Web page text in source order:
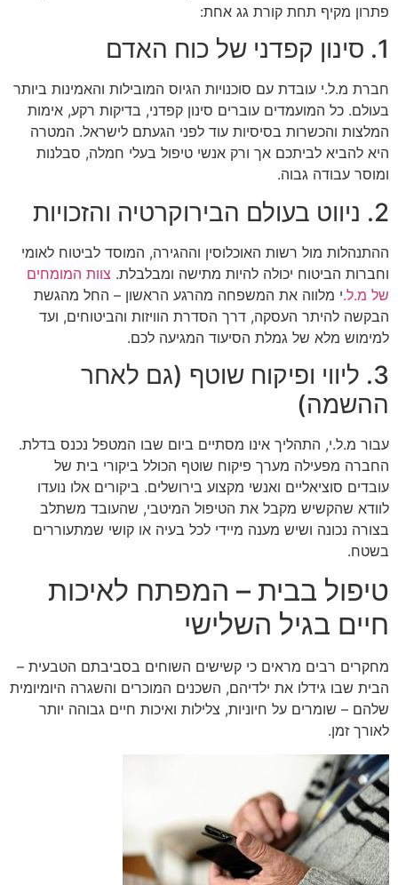
פתרון מקיף תחת קורת גג אחת:
1. סינון קפדני של כוח האדם
חברת מ.ל.י עובדת עם סוכנויות הגיוס המובילות והאמינות ביותר
בעולם. כל המועמדים עוברים סינון קפדני, בדיקות רקע, אימות
המלצות והכשרות בסיסיות עוד לפני הגעתם לישראל. המטרה
היא להביא לביתכם אך ורק אנשי טיפול בעלי חמלה, סבלנות
ומוסר עבודה גבוה.
2. ניווט בעולם הבירוקרטיה והזכויות
ההתנהלות מול רשות האוכלוסין וההגירה, המוסד לביטוח לאומי
וחברות הביטוח יכולה להיות מתישה ומבלבלת. צוות המומחים
של מ.ל.י מלווה את המשפחה מהרגע הראשון – החל מהגשת
הבקשה להיתר העסקה, דרך הסדרת הוויזות והביטוחים, ועד
למימוש מלא של גמלת הסיעוד המגיעה לכם.
3. ליווי ופיקוח שוטף (גם לאחר
ההשמה)
עבור מ.ל.י, התהליך אינו מסתיים ביום שבו המטפל נכנס בדלת.
החברה מפעילה מערך פיקוח שוטף הכולל ביקורי בית של
עובדים סוציאליים ואנשי מקצוע בירושלים. ביקורים אלו נועדו
לוודא שהקשיש מקבל את הטיפול המיטבי, שהעובד משתלב
בצורה נכונה ושיש מענה מיידי לכל בעיה או קושי שמתעוררים
בשטח.
טיפול בבית – המפתח לאיכות
חיים בגיל השלישי
מחקרים רבים מראים כי קשישים השוחים בסביבתם הטבעית –
הבית שבו גידלו את ילדיהם, השכנים המוכרים והשגרה היומיומית
שלהם – שומרים על חיוניות, צלילות ואיכות חיים גבוהה יותר
לאורך זמן.